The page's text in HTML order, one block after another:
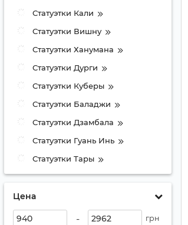
Статуэтки Кали
Статуэтки Вишну
Статуэтки Ханумана
Статуэтки Дурги
Статуэтки Куберы
Статуэтки Баладжи
Статуэтки Дзамбала
Статуэтки Гуань Инь
Статуэтки Тары
Цена
- грн